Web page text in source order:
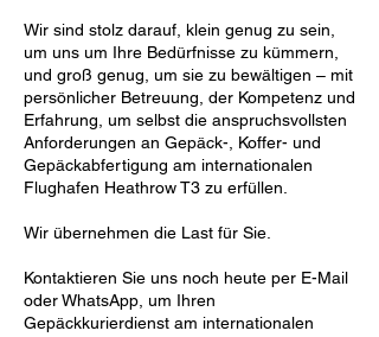
Wir sind stolz darauf, klein genug zu sein,
um uns um Ihre Bedürfnisse zu kümmern,
und groß genug, um sie zu bewältigen – mit
persönlicher Betreuung, der Kompetenz und
Erfahrung, um selbst die anspruchsvollsten
Anforderungen an Gepäck-, Koffer- und
Gepäckabfertigung am internationalen
Flughafen Heathrow T3 zu erfüllen.
Wir übernehmen die Last für Sie.
Kontaktieren Sie uns noch heute per E-Mail
oder WhatsApp, um Ihren
Gepäckkurierdienst am internationalen